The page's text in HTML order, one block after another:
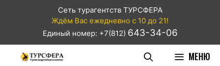
Сеть турагентств ТУРСФЕРА
Ждём Вас ежедневно с 10 до 21!
Единый номер: +7(812) 643-34-06
МЕНЮ